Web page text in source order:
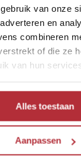
van onze
en
combineren
of die ze
van hun
Alles toestaan
Aanpassen
Whistler
rit van
kom je